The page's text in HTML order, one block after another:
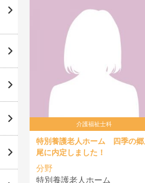
介護福祉士科
特別養護老人ホーム 四季の郷
尾に内定しました！
分野
特別養護老人ホーム